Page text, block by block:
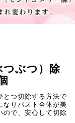
ぶつ）除
とつ切除する方法で
なりバスト全体が美
ので、安心して切除